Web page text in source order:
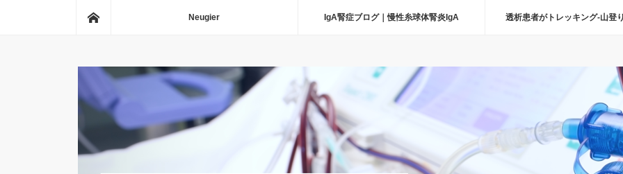
Neugier IgA腎症ブログ｜慢性糸球体腎炎IgA 透析患者がトレッキング-山登